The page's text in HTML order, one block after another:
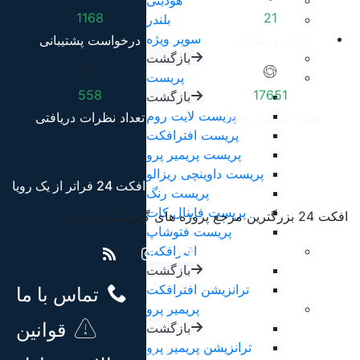
بلندر
سوپر ویژه
بازگشت
پریست
بازگشت
پریست لایت روم
پریست افترافکت
پریست پریمیر پرو
پریست داوینچی ریزالو
پریست رنگ
پریست فاینال کات
پریست فتوشاپ
افترافکت
بازگشت
ترانزیشن افترافکت
پریمیر پرو
بازگشت
ترانزیشن پریمیر پرو
21
1168
درخواست پشتیبانی
17651
تعداد کاربران فعال
558
تعداد نظرات دریافتی
با افکت 24 فراتر از یک رویا
افکت 24 بزرگترین مرجع پروژه های گرافیکی در ایران
تماس با ما
قوانین